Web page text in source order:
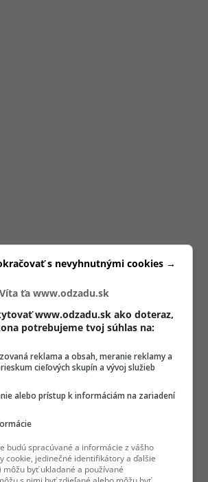
Víta ťa www.odzadu.sk
www.odzadu.sk ako doteraz,
potrebujeme tvoj súhlas na:
reklama a obsah, meranie reklamy a
cieľových skupín a vývoj služieb
alebo prístup k informáciám na zariadení
budú spracúvané a informácie z vášho
cookie, jedinečné identifikátory a ďalšie
byť ukladané a používané
s nevyhnutnými cookies →